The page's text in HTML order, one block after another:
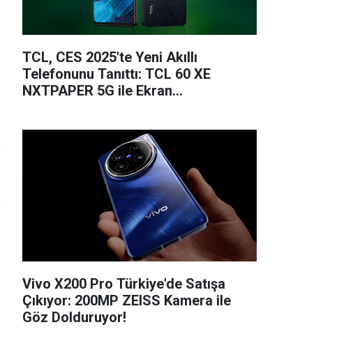
TCL, CES 2025'te Yeni Akıllı
Telefonunu Tanıttı: TCL 60 XE
NXTPAPER 5G ile Ekran
Vivo X200 Pro Türkiye'de Satışa
Çıkıyor: 200MP ZEISS Kamera ile
Göz Dolduruyor!